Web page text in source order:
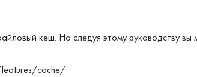
кеш. Но следуя этому руководству вы
cache/